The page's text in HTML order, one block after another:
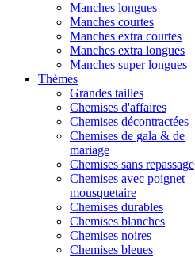
Manches longues
Manches courtes
Manches extra courtes
Manches extra longues
Manches super longues
Thèmes
Grandes tailles
Chemises d'affaires
Chemises décontractées
Chemises de gala & de
mariage
Chemises sans repassage
Chemises avec poignet
mousquetaire
Chemises durables
Chemises blanches
Chemises noires
Chemises bleues